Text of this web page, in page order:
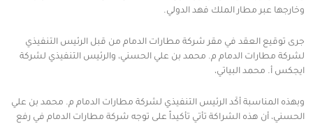
وخارجها عبر مطار الملك فهد الدولي.
جرى توقيع العقد في مقر شركة مطارات الدمام من قبل الرئيس التنفيذي
لشركة مطارات الدمام م. محمد بن علي الحسني، والرئيس التنفيذي لشركة
ايجكس أ. محمد البياتي،
وبهذه المناسبة أكَد الرئيس التنفيذي لشركة مطارات الدمام م. محمد بن علي
الحسني، أن هذه الشراكة تأتي تأكيداً على توجه شركة مطارات الدمام في رفع